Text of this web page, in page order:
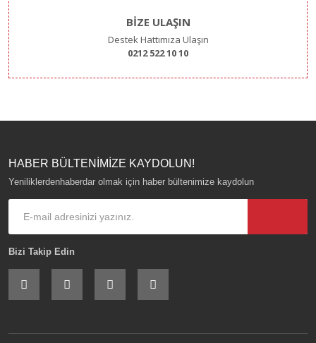
BİZE ULAŞIN
Destek Hattımıza Ulaşın
0212 522 10 10
HABER BÜLTENİMİZE KAYDOLUN!
Yeniliklerdenhaberdar olmak için haber bültenimize kaydolun
Bizi Takip Edin